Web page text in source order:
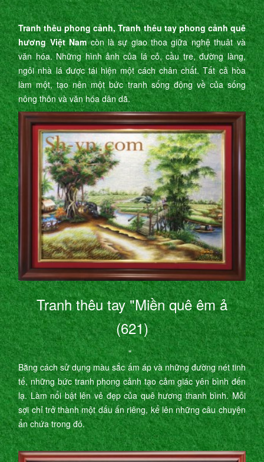
Tranh thêu phong cảnh, Tranh thêu tay phong cảnh quê
hương Việt Namcòn là sự giao thoa giữa nghệ thuât và
văn hóa. Những hình ảnh của lá cỏ, cầu tre, đường làng,
ngôi nhà lá được tái hiện một cách chân chất. Tất cả hòa
làm một, tạo nên một bức tranh sống động về của sống
nông thôn và văn hóa dân dã.
Tranh thêu tay "Miền quê êm ả
(621)
"
Bằng cách sử dụng màu sắc ấm áp và những đường nét tinh
tế, những bức tranh phong cảnh tạo cảm giác yên bình đến
lạ. Làm nổi bật lên vẻ đẹp của quê hương thanh bình. Mỗi
sợi chỉ trở thành một dấu ấn riêng, kể lên những câu chuyện
ẩn chứa trong đó.